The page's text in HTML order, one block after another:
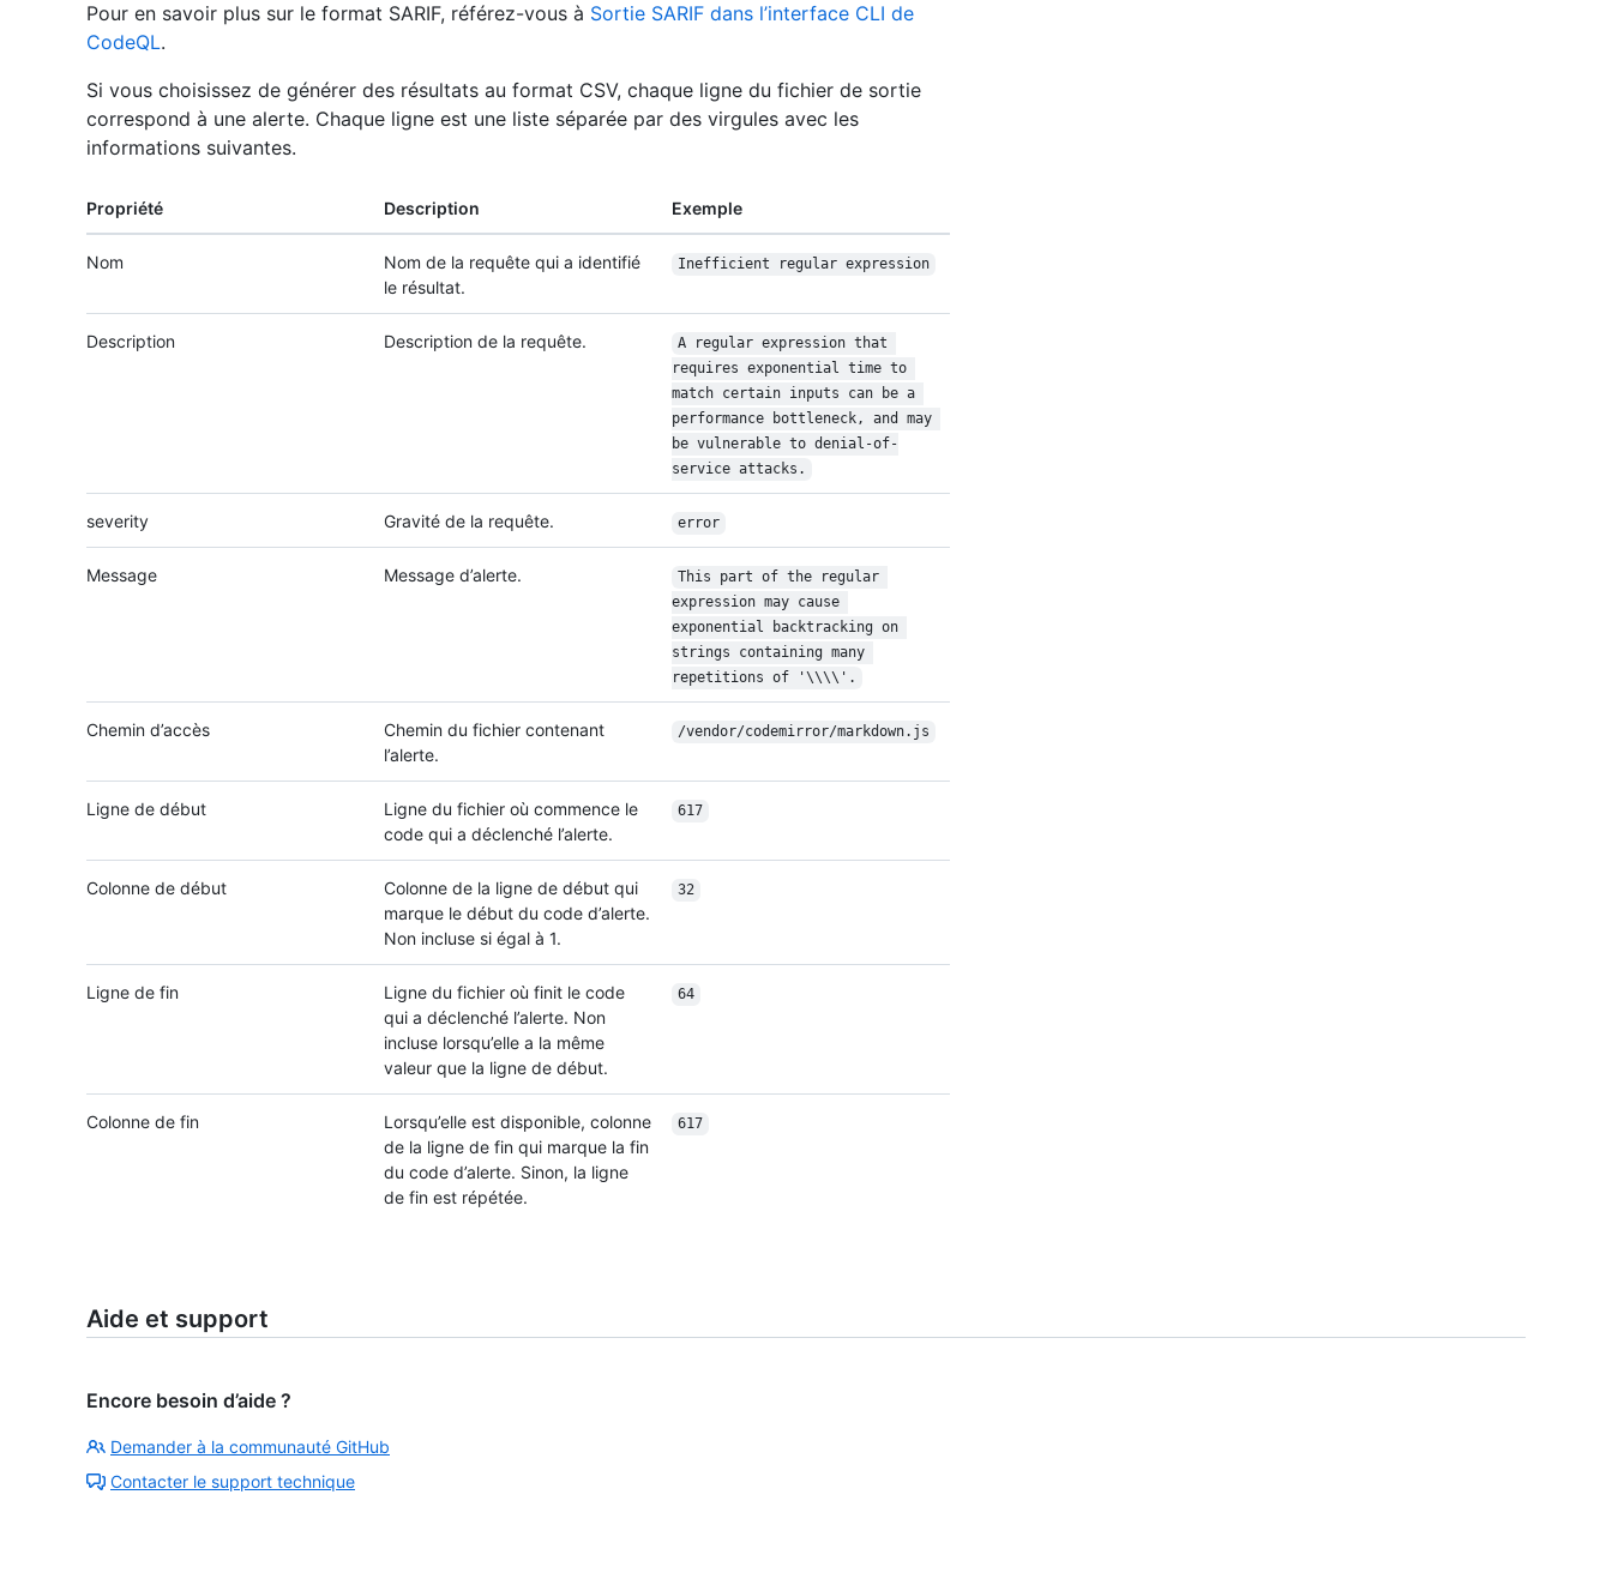
Pour en savoir plus sur le format SARIF, référez-vous à Sortie SARIF dans l’interface CLI de
CodeQL.
Si vous choisissez de générer des résultats au format CSV, chaque ligne du fichier de sortie
correspond à une alerte. Chaque ligne est une liste séparée par des virgules avec les
informations suivantes.
Propriété Description Exemple
Nom
Nom de la requête qui a identifié
le résultat.
Inefficient regular expression
Description Description de la requête.
A regular expression that
requires exponential time to
match certain inputs can be a
performance bottleneck, and may
be vulnerable to denial-of-
service attacks.
severity Gravité de la requête. error
Message Message d’alerte.
This part of the regular
expression may cause
exponential backtracking on
strings containing many
repetitions of '\\\\'.
Chemin d’accès
Chemin du fichier contenant
l’alerte.
/vendor/codemirror/markdown.js
Ligne de début
Ligne du fichier où commence le
code qui a déclenché l’alerte.
617
Colonne de début
Colonne de la ligne de début qui
marque le début du code d’alerte.
Non incluse si égal à 1.
32
Ligne de fin
Ligne du fichier où finit le code
qui a déclenché l’alerte. Non
incluse lorsqu’elle a la même
valeur que la ligne de début.
64
Colonne de fin
Lorsqu’elle est disponible, colonne
de la ligne de fin qui marque la fin
du code d’alerte. Sinon, la ligne
de fin est répétée.
617
Aide et support
Encore besoin d’aide ?
Demander à la communauté GitHub
Contacter le support technique